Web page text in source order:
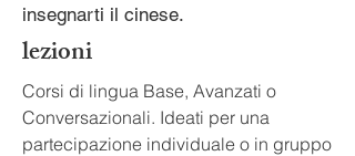
insegnarti il cinese.
lezioni
Corsi di lingua Base, Avanzati o
Conversazionali. Ideati per una
partecipazione individuale o in gruppo